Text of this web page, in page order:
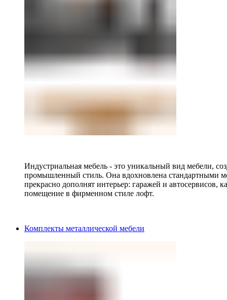
Индустриальная мебель - это уникальный вид мебели,
промышленный стиль. Она вдохновлена стандартными
прекрасно дополнят интерьер: гаражей и автосервисов,
помещение в фирменном стиле лофт.
Комплекты металлической мебели